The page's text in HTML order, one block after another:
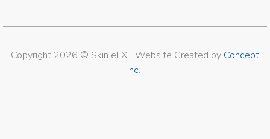
Copyright 2026 © Skin eFX | Website Created by Concept
Inc.